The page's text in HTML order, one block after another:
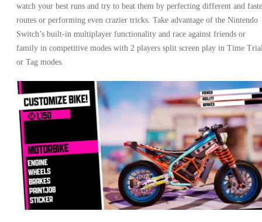
watch your best runs and try to beat them by perfecting different and
routes or performing even crazier tricks. Take advantage of the Nintendo
Switch’s built-in multiplayer functionality and race against friends or
family in competitive modes with 2 players split screen play in Time
or Tag modes.